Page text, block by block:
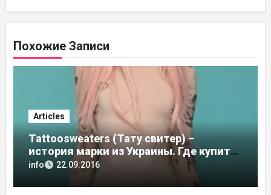
Похожие Записи
Articles
Tattoosweaters (Тату свитер) –
история марки из Украины. Где купить
в России, адреса магазинов
info 22.09.2016